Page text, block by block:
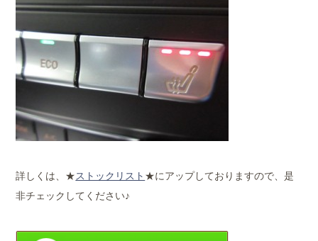
詳しくは、★ストックリスト ★にアップしておりますので、是
非チェックしてください♪